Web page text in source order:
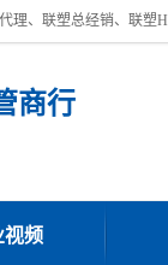
商行
视频